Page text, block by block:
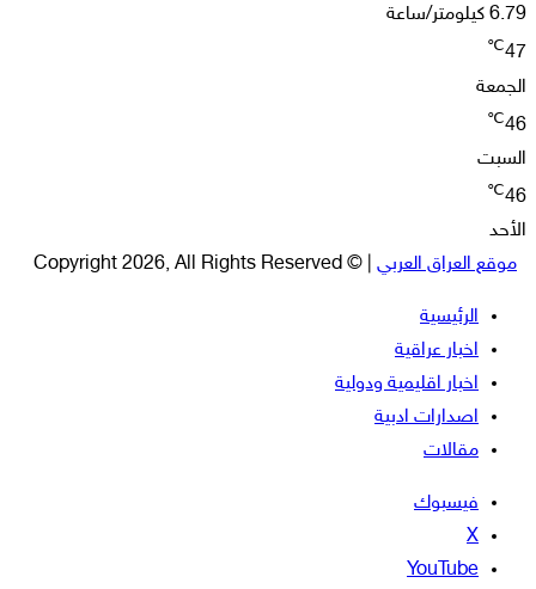
العراق العربي| © Copyright 2026, All Rights Reserved
الرئيسية
اخبار عراقية
اخبار اقليمية ودولية
اصدارات ادبية
مقالات
فيسبوك
‫YouTube